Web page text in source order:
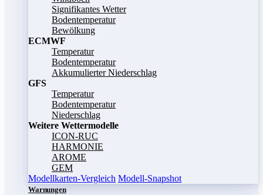
Signifikantes Wetter
Bodentemperatur
Bewölkung
ECMWF
Temperatur
Bodentemperatur
Akkumulierter Niederschlag
GFS
Temperatur
Bodentemperatur
Niederschlag
Weitere Wettermodelle
ICON-RUC
HARMONIE
AROME
GEM
Modellkarten-Vergleich Modell-Snapshot
Warnungen